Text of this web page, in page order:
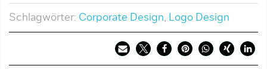
Schlagwörter: Corporate Design, Logo Design